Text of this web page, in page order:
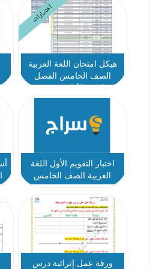
اختبارات
هيكل امتحان اللغة العربية
الصف الخامس الفصل
اختبار التقويم الأول اللغة
العربية الصف الخامس
ورقة عمل إثرائية درس